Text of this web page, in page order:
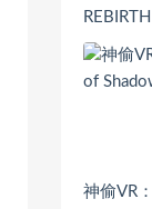
REBIRTH
神偷VR